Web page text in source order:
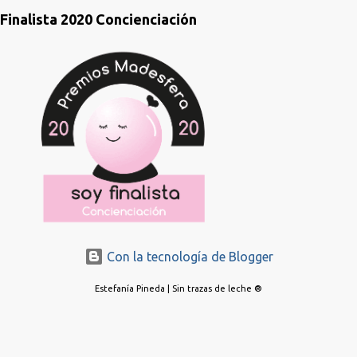
Finalista 2020 Concienciación
Con la tecnología de Blogger
Estefanía Pineda | Sin trazas de leche ®